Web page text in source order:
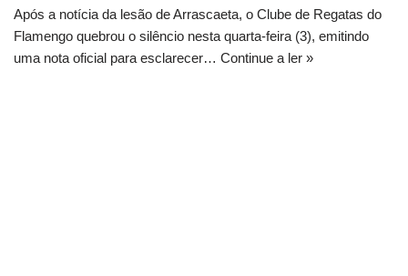
Após a notícia da lesão de Arrascaeta, o Clube de Regatas do
Flamengo quebrou o silêncio nesta quarta-feira (3), emitindo
uma nota oficial para esclarecer… Continue a ler »